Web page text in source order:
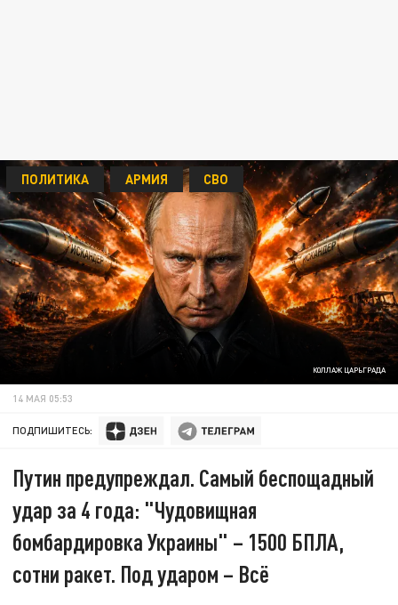
КОЛЛАЖ ЦАРЬГРАДА
ПОЛИТИКА АРМИЯ СВО
14 МАЯ 05:53
ПОДПИШИТЕСЬ:
Путин предупреждал. Самый беспощадный
удар за 4 года: "Чудовищная
бомбардировка Украины" – 1500 БПЛА,
сотни ракет. Под ударом – Всё